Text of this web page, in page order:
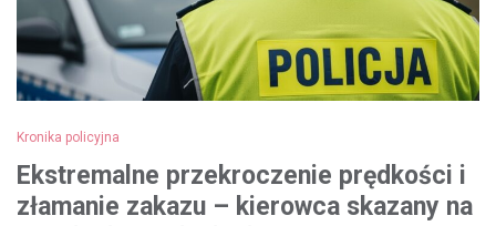
Kronika policyjna
Ekstremalne przekroczenie prędkości i
złamanie zakazu – kierowca skazany na